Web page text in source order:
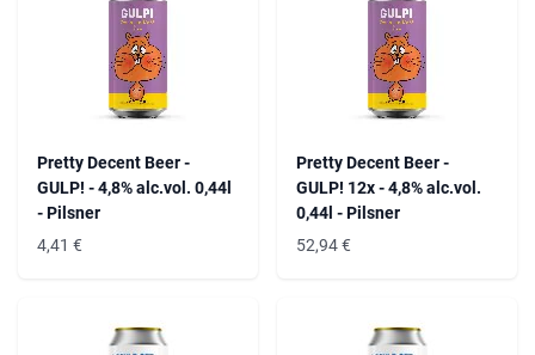
Pretty Decent Beer -
GULP! - 4,8% alc.vol. 0,44l
- Pilsner
4,41 €
Pretty Decent Beer -
GULP! 12x - 4,8% alc.vol.
0,44l - Pilsner
52,94€